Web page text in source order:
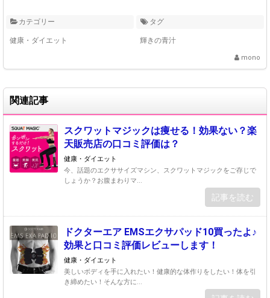
カテゴリー
健康・ダイエット
タグ
輝きの青汁
mono
関連記事
スクワットマジックは痩せる！効果ない？楽
天販売店の口コミ評価は？
健康・ダイエット
今、話題のエクササイズマシン、スクワットマジックをご存じで
しょうか？お腹まわりマ...
記事を読む
ドクターエア EMSエクサパッド10買ったよ♪
効果と口コミ評価レビューします！
健康・ダイエット
美しいボディを手に入れたい！健康的な体作りをしたい！体を引
き締めたい！そんな方に...